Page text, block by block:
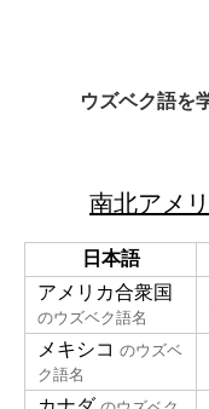
ウズベク語を
南北アメ
日本語
アメリカ合衆国
のウズベク語名
メキシコ のウズベ
ク語名